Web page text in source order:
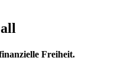
Freiheit.